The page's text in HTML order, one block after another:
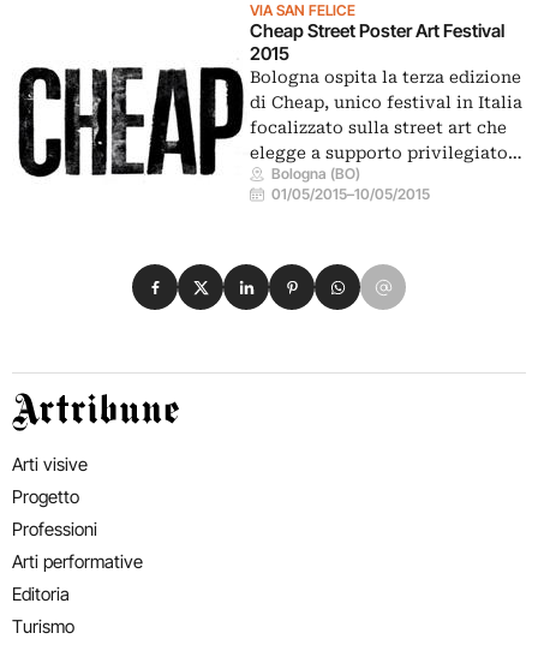
VIA SAN FELICE
Cheap Street Poster Art Festival
2015
Bologna ospita la terza edizione
di Cheap, unico festival in Italia
focalizzato sulla street art che
elegge a supporto privilegiato…
Bologna (BO)
01/05/2015–10/05/2015
Condividi su Facebook
Condividi su X
Condividi su LinkedIn
Condividi su Pinterest
Condividi su WhatsApp
Condividi su Email
Artribune
Arti visive
Progetto
Professioni
Arti performative
Editoria
Turismo